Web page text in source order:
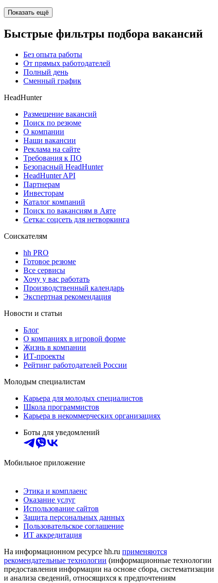
Показать ещё
Быстрые фильтры подбора вакансий
Без опыта работы
От прямых работодателей
Полный день
Сменный график
HeadHunter
Размещение вакансий
Поиск по резюме
О компании
Наши вакансии
Реклама на сайте
Требования к ПО
Безопасный HeadHunter
HeadHunter API
Партнерам
Инвесторам
Каталог компаний
Поиск по вакансиям в Аяте
Сетка: соцсеть для нетворкинга
Соискателям
hh PRO
Готовое резюме
Все сервисы
Хочу у вас работать
Производственный календарь
Экспертная рекомендация
Новости и статьи
Блог
О компаниях в игровой форме
Жизнь в компании
ИТ-проекты
Рейтинг работодателей России
Молодым специалистам
Карьера для молодых специалистов
Школа программистов
Карьера в некоммерческих организациях
Боты для уведомлений
Мобильное приложение
Этика и комплаенс
Оказание услуг
Использование сайтов
Защита персональных данных
Пользовательское соглашение
ИТ аккредитация
На информационном ресурсе hh.ru применяются
рекомендательные технологии (информационные технологии
предоставления информации на основе сбора, систематизации
и анализа сведений, относящихся к предпочтениям